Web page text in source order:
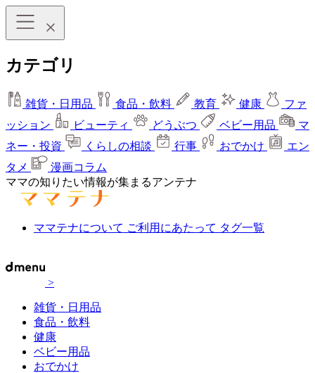
カテゴリ
雑貨・日用品 食品・飲料 教育 健康
ファ
ッション
ビューティ どうぶつ ベビー用品
マ
ネー・投資
くらしの相談 行事 おでかけ
エン
タメ
漫画コラム
ママの知りたい情報が集まるアンテナ
ママテナについて ご利用にあたって タグ一覧
>
雑貨・日用品
食品・飲料
健康
ベビー用品
おでかけ